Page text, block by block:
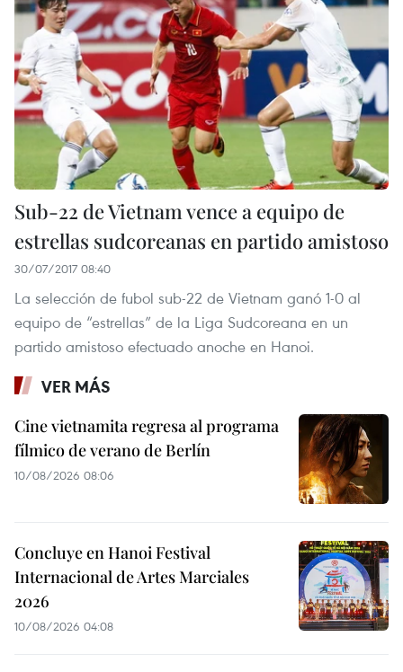
Sub-22 de Vietnam vence a equipo de
estrellas sudcoreanas en partido amistoso
30/07/2017 08:40
La selección de fubol sub-22 de Vietnam ganó 1-0 al
equipo de “estrellas” de la Liga Sudcoreana en un
partido amistoso efectuado anoche en Hanoi.
VER MÁS
Cine vietnamita regresa al programa
fílmico de verano de Berlín
10/08/2026 08:06
Concluye en Hanoi Festival
Internacional de Artes Marciales
2026
10/08/2026 04:08